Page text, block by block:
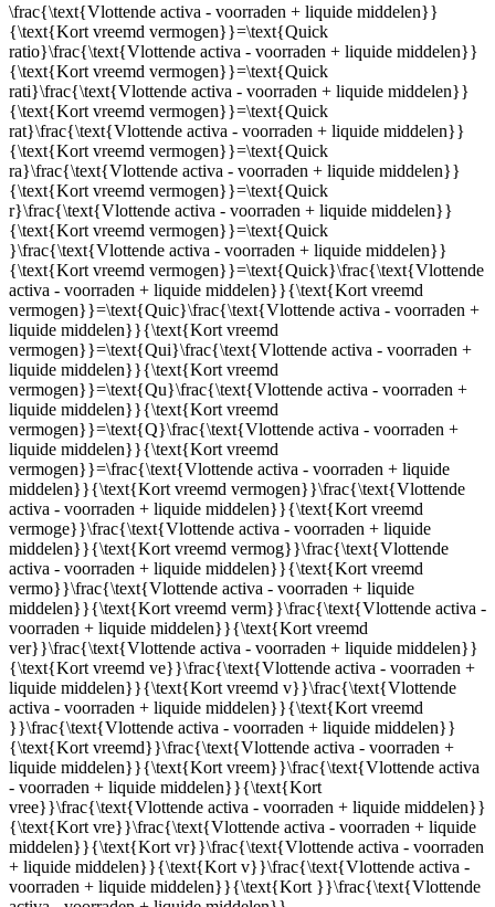
\frac{\text{Vlottende activa - voorraden + liquide middelen}}
{\text{Kort vreemd vermogen}}=\text{Quick
ratio}\frac{\text{Vlottende activa - voorraden + liquide middelen}}
{\text{Kort vreemd vermogen}}=\text{Quick
rati}\frac{\text{Vlottende activa - voorraden + liquide middelen}}
{\text{Kort vreemd vermogen}}=\text{Quick
rat}\frac{\text{Vlottende activa - voorraden + liquide middelen}}
{\text{Kort vreemd vermogen}}=\text{Quick
ra}\frac{\text{Vlottende activa - voorraden + liquide middelen}}
{\text{Kort vreemd vermogen}}=\text{Quick
r}\frac{\text{Vlottende activa - voorraden + liquide middelen}}
{\text{Kort vreemd vermogen}}=\text{Quick
}\frac{\text{Vlottende activa - voorraden + liquide middelen}}
{\text{Kort vreemd vermogen}}=\text{Quick}\frac{\text{Vlottende
activa - voorraden + liquide middelen}}{\text{Kort vreemd
vermogen}}=\text{Quic}\frac{\text{Vlottende activa - voorraden +
liquide middelen}}{\text{Kort vreemd
vermogen}}=\text{Qui}\frac{\text{Vlottende activa - voorraden +
liquide middelen}}{\text{Kort vreemd
vermogen}}=\text{Qu}\frac{\text{Vlottende activa - voorraden +
liquide middelen}}{\text{Kort vreemd
vermogen}}=\text{Q}\frac{\text{Vlottende activa - voorraden +
liquide middelen}}{\text{Kort vreemd
vermogen}}=\frac{\text{Vlottende activa - voorraden + liquide
middelen}}{\text{Kort vreemd vermogen}}\frac{\text{Vlottende
activa - voorraden + liquide middelen}}{\text{Kort vreemd
vermoge}}\frac{\text{Vlottende activa - voorraden + liquide
middelen}}{\text{Kort vreemd vermog}}\frac{\text{Vlottende
activa - voorraden + liquide middelen}}{\text{Kort vreemd
vermo}}\frac{\text{Vlottende activa - voorraden + liquide
middelen}}{\text{Kort vreemd verm}}\frac{\text{Vlottende activa -
voorraden + liquide middelen}}{\text{Kort vreemd
ver}}\frac{\text{Vlottende activa - voorraden + liquide middelen}}
{\text{Kort vreemd ve}}\frac{\text{Vlottende activa - voorraden +
liquide middelen}}{\text{Kort vreemd v}}\frac{\text{Vlottende
activa - voorraden + liquide middelen}}{\text{Kort vreemd
}}\frac{\text{Vlottende activa - voorraden + liquide middelen}}
{\text{Kort vreemd}}\frac{\text{Vlottende activa - voorraden +
liquide middelen}}{\text{Kort vreem}}\frac{\text{Vlottende activa
- voorraden + liquide middelen}}{\text{Kort
vree}}\frac{\text{Vlottende activa - voorraden + liquide middelen}}
{\text{Kort vre}}\frac{\text{Vlottende activa - voorraden + liquide
middelen}}{\text{Kort vr}}\frac{\text{Vlottende activa - voorraden
+ liquide middelen}}{\text{Kort v}}\frac{\text{Vlottende activa -
voorraden + liquide middelen}}{\text{Kort }}\frac{\text{Vlottende